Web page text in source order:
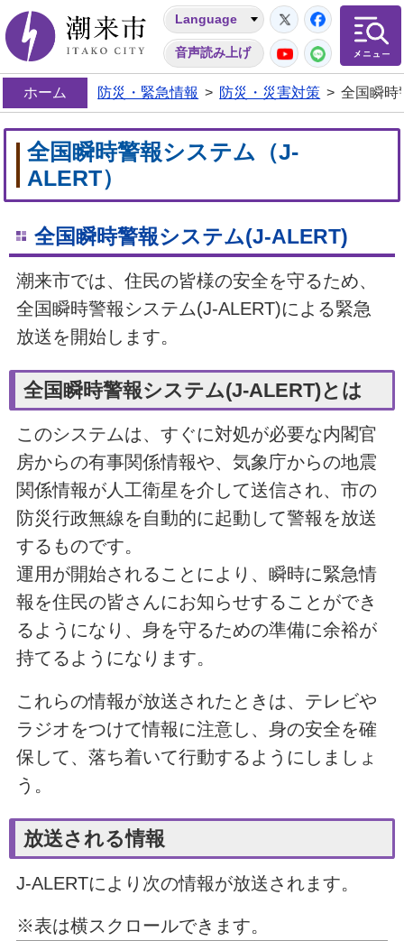
潮来市
Language
音声読み上げ
Twitter
YouTube
LINE
ホーム 防災・緊急情報 > 防災・災害対策 > 全国瞬時
全国瞬時警報システム（J-
ALERT）
全国瞬時警報システム(J-ALERT)
潮来市では、住民の皆様の安全を守るため、
全国瞬時警報システム(J-ALERT)による緊急
放送を開始します。
全国瞬時警報システム(J-ALERT)とは
このシステムは、すぐに対処が必要な内閣官
房からの有事関係情報や、気象庁からの地震
関係情報が人工衛星を介して送信され、市の
防災行政無線を自動的に起動して警報を放送
するものです。
運用が開始されることにより、瞬時に緊急情
報を住民の皆さんにお知らせすることができ
るようになり、身を守るための準備に余裕が
持てるようになります。
これらの情報が放送されたときは、テレビや
ラジオをつけて情報に注意し、身の安全を確
保して、落ち着いて行動するようにしましょ
う。
放送される情報
J-ALERTにより次の情報が放送されます。
※表は横スクロールできます。